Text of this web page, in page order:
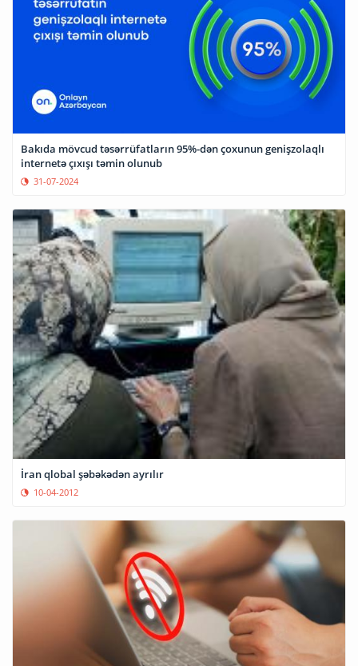
Bakıda mövcud təsərrüfatların 95%-dən çoxunun genişzolaqlı
internetə çıxışı təmin olunub
31-07-2024
İran qlobal şəbəkədən ayrılır
10-04-2012